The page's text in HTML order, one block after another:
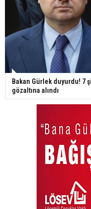
Bakan Gürlek duyurdu! 7
gözaltına alındı